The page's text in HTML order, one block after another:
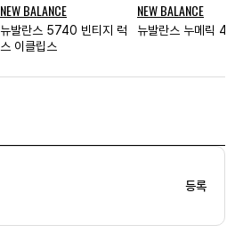
NEW BALANCE
뉴발란스 5740 빈티지 럭
스 이클립스
NEW BALANCE
뉴발란스 누메릭
등록